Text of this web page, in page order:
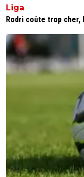
Liga
Rodri coûte trop cher,